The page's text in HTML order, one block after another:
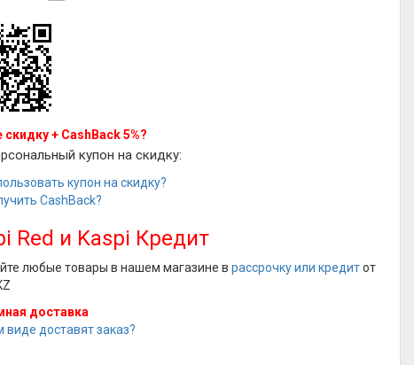
скидку + CashBack 5%?
купон на скидку:
купон на скидку?
CashBack?
Red и Kaspi Кредит
любые товары в нашем магазине врассрочку или кредитот
доставка
виде доставят заказ?